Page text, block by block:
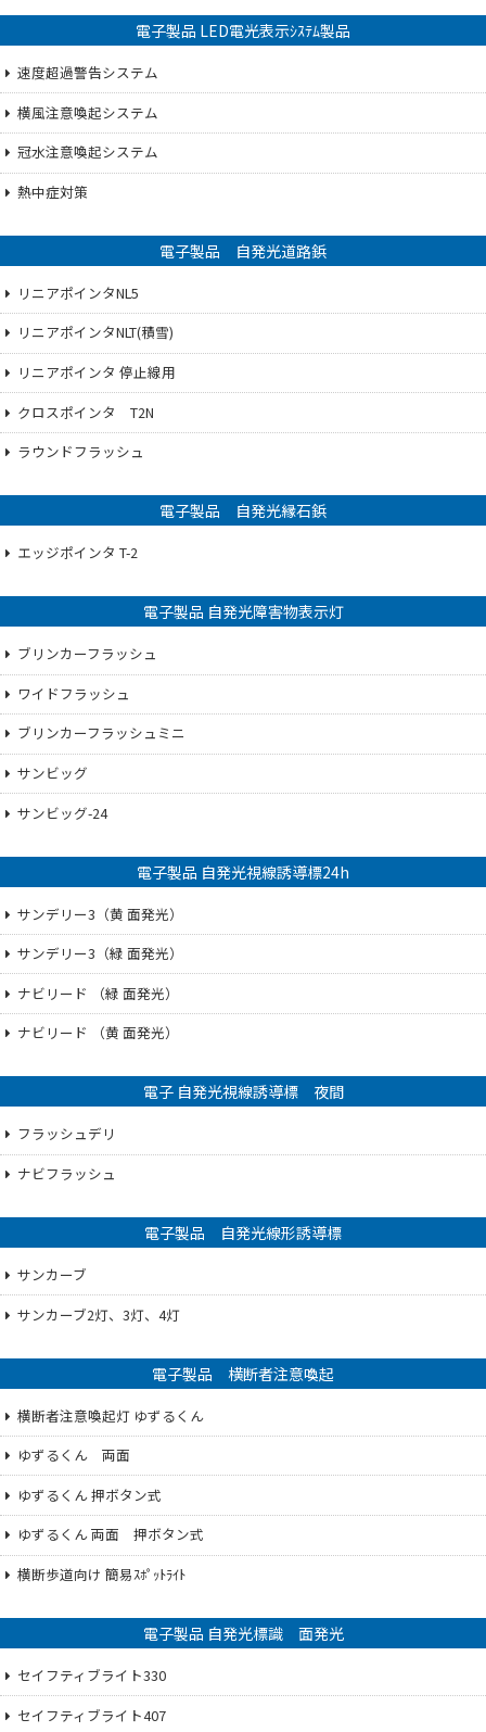
電子製品 LED電光表示ｼｽﾃﾑ製品
速度超過警告システム
横風注意喚起システム
冠水注意喚起システム
熱中症対策
電子製品 自発光道路鋲
リニアポインタNL5
リニアポインタNLT(積雪)
リニアポインタ 停止線用
クロスポインタ T2N
ラウンドフラッシュ
電子製品 自発光縁石鋲
エッジポインタ T-2
電子製品 自発光障害物表示灯
ブリンカーフラッシュ
ワイドフラッシュ
ブリンカーフラッシュミニ
サンビッグ
サンビッグ-24
電子製品 自発光視線誘導標24h
サンデリー3（黄 面発光）
サンデリー3（緑 面発光）
ナビリード （緑 面発光）
ナビリード （黄 面発光）
電子 自発光視線誘導標 夜間
フラッシュデリ
ナビフラッシュ
電子製品 自発光線形誘導標
サンカーブ
サンカーブ2灯、3灯、4灯
電子製品 横断者注意喚起
横断者注意喚起灯 ゆずるくん
ゆずるくん 両面
ゆずるくん 押ボタン式
ゆずるくん 両面 押ボタン式
横断歩道向け 簡易ｽﾎﾟｯﾄﾗｲﾄ
電子製品 自発光標識 面発光
セイフティブライト330
セイフティブライト407